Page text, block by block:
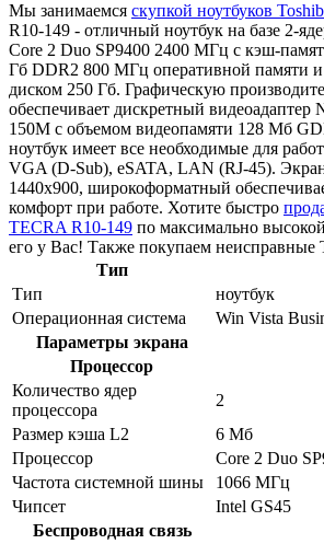
Мы занимаемся скупкой ноутбуков
R10-149 - отличный ноутбук на базе 2-
Core 2 Duo SP9400 2400 МГц с кэш-
Гб DDR2 800 МГц оперативной памяти
диском 250 Гб. Графическую
обеспечивает дискретный
150M с объемом видеопамяти 128 Мб
ноутбук имеет все необходимые для
VGA (D-Sub), eSATA, LAN (RJ-45).
1440x900, широкоформатный
комфорт при работе. Хотите быстро
TECRA R10-149 по максимально
его у Вас! Также покупаем неисправные
Тип
Тип
ноутбук
Операционная система
Win Vista
Параметры экрана
Процессор
Количество ядер
процессора
2
Размер кэша L2
6 Мб
Процессор
Core 2 Duo
Частота системной шины
1066 МГц
Чипсет
Intel GS45
Беспроводная связь